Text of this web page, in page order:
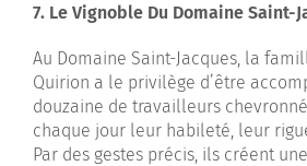
7. Le Vignoble Du Domaine Saint-
Au Domaine Saint-Jacques, la
Quirion a le privilège d’être
douzaine de travailleurs
chaque jour leur habileté, leur
Par des gestes précis, ils créent